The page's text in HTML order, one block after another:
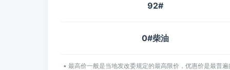
92#
0#柴油
• 最高价一般是当地发改委规定的最高限价，优惠价是最普